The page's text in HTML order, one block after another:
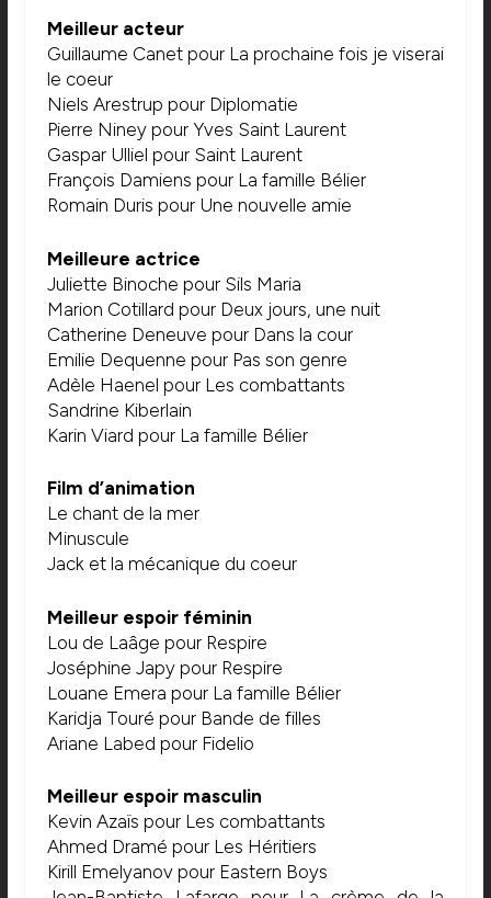
Meilleur acteur
Guillaume Canet pour La prochaine fois je viserai
le coeur
Niels Arestrup pour Diplomatie
Pierre Niney pour Yves Saint Laurent
Gaspar Ulliel pour Saint Laurent
François Damiens pour La famille Bélier
Romain Duris pour Une nouvelle amie
Meilleure actrice
Juliette Binoche pour Sils Maria
Marion Cotillard pour Deux jours, une nuit
Catherine Deneuve pour Dans la cour
Emilie Dequenne pour Pas son genre
Adèle Haenel pour Les combattants
Sandrine Kiberlain
Karin Viard pour La famille Bélier
Film d’animation
Le chant de la mer
Minuscule
Jack et la mécanique du coeur
Meilleur espoir féminin
Lou de Laâge pour Respire
Joséphine Japy pour Respire
Louane Emera pour La famille Bélier
Karidja Touré pour Bande de filles
Ariane Labed pour Fidelio
Meilleur espoir masculin
Kevin Azaïs pour Les combattants
Ahmed Dramé pour Les Héritiers
Kirill Emelyanov pour Eastern Boys